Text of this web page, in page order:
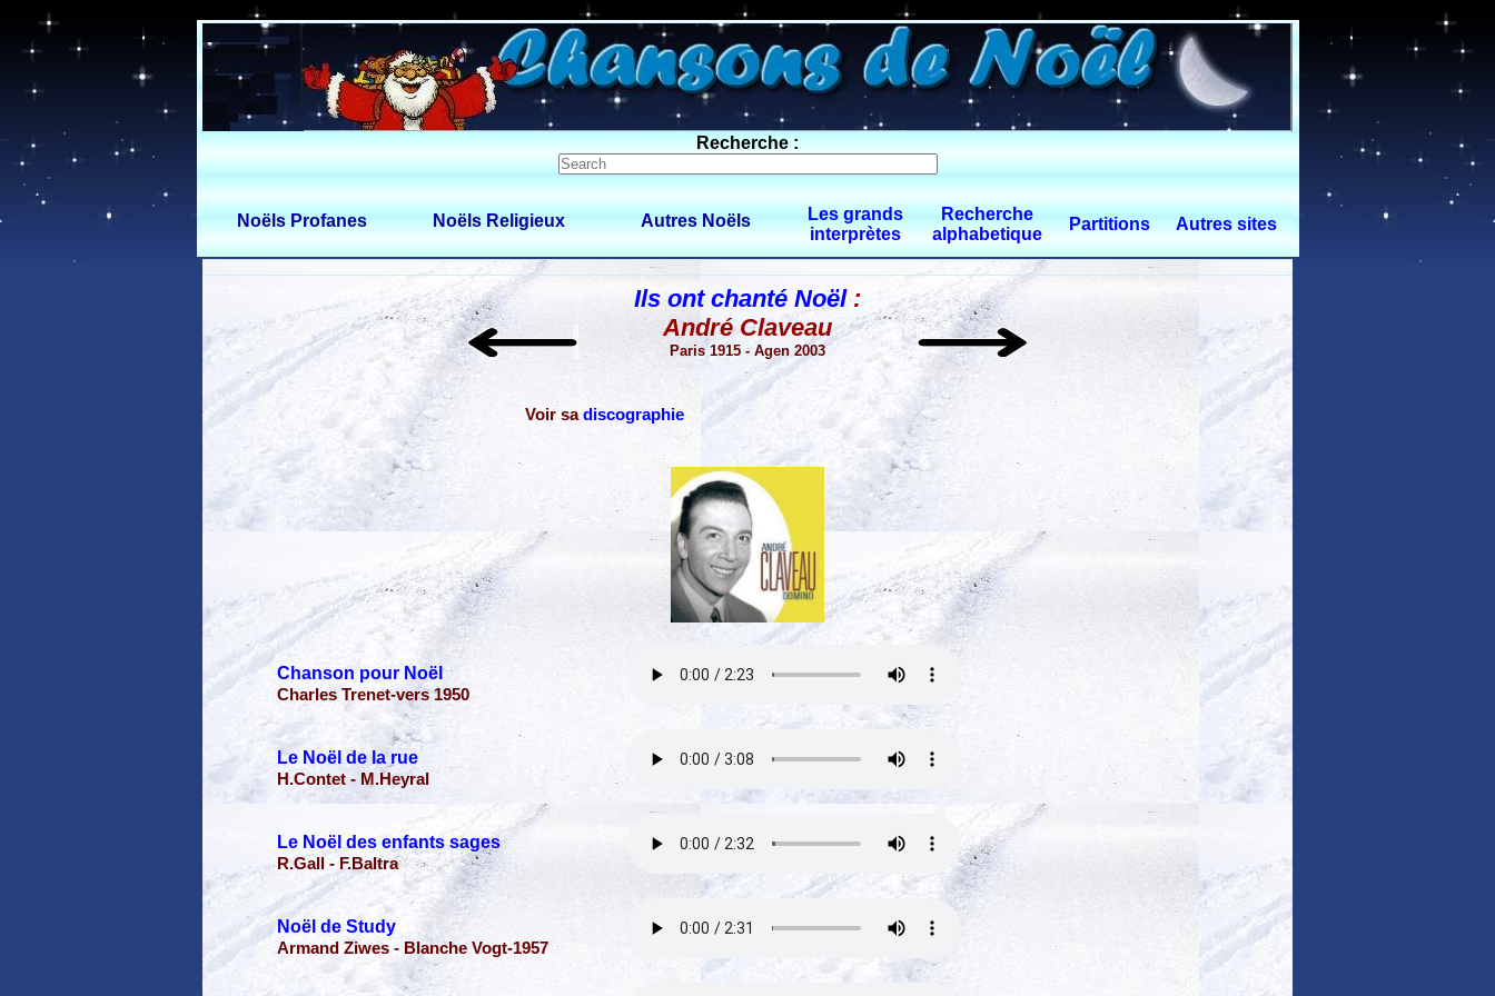
0 $limitbot 1 $limittot 2
Recherche :
Noëls Profanes Noëls Religieux Autres Noëls
Les grands
interprètes
Recherche
alphabetique
Partitions Autres sites
Ils ont chanté Noël:
André Claveau
Paris 1915 - Agen 2003
Voir sadiscographie
Chanson pour Noël
Charles Trenet-vers 1950
Le Noël de la rue
H.Contet - M.Heyral
Le Noël des enfants sages
R.Gall - F.Baltra
Noël de Study
Armand Ziwes - Blanche Vogt-1957